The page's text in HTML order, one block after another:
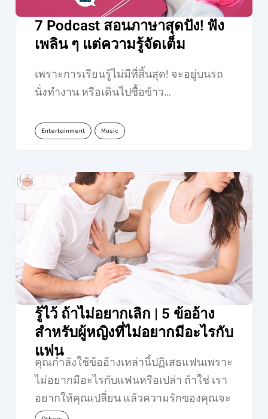
7 Podcast สอนภาษาสุดปัง! ฟัง
เพลิน ๆ แต่ความรู้จัดเต็ม
เพราะการเรียนรู้ไม่มีที่สิ้นสุด! จะอยู่บนรถ
นั่งทำงาน หรือเดินไปซื้อข้าว…
Entertainment Music
รู้ไว้ ถ้าไม่อยากเลิก | 5 ข้ออ้าง
สำหรับผู้หญิงที่ไม่อยากมีอะไรกับ
แฟน
คุณกำลังใช้ข้ออ้างเหล่านี้ปฏิเสธแฟนเพราะ
ไม่อยากมีอะไรกับแฟนหรือเปล่า ถ้าใช่ เรา
อยากให้คุณเปลี่ยน แล้วความรักของคุณจะ
กลับมาดีขึ้น…